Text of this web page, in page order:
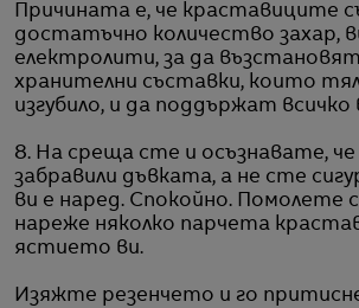
Причината е, че краставиците
достатъчно количество захар,
електролити, за да
хранителни съставки, които
изгубило, и да поддържат всичко
8. На среща сте и осъзнавате,
забравили дъвката, а не сте
ви е наред. Спокойно. Помолете
нареже няколко парчета
ястието ви.
Изяжте резенчето и го